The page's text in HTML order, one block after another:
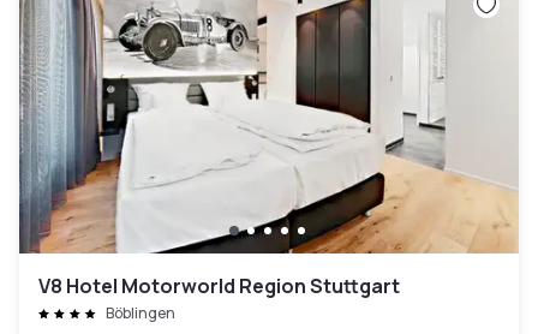
V8 Hotel Motorworld Region Stuttgart
Böblingen